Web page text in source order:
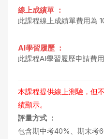
線上成績單 ：
此課程線上成績單費用為
AI學習履歷 ：
此課程AI學習履歷申請費
本課程提供線上測驗，但
績顯示。
評量方式 ：
包含期中考40%、期末考